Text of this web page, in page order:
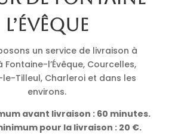
l’Évêque
un service de livraison à
Fontaine-l’Évêque, Courcelles,
Tilleul, Charleroi et dans les
environs.
avant livraison : 60 minutes.
pour la livraison : 20 €.